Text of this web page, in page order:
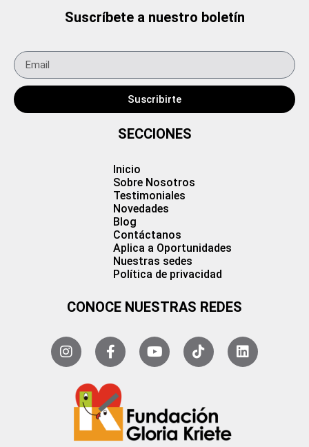
Suscríbete a nuestro boletín
Suscribirte
SECCIONES
Inicio
Sobre Nosotros
Testimoniales
Novedades
Blog
Contáctanos
Aplica a Oportunidades
Nuestras sedes
Política de privacidad
CONOCE NUESTRAS REDES